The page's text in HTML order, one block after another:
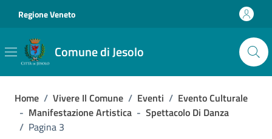
Regione Veneto
Comune di Jesolo
Home / Vivere Il Comune / Eventi / Evento Culturale
- Manifestazione Artistica - Spettacolo Di Danza
/ Pagina 3